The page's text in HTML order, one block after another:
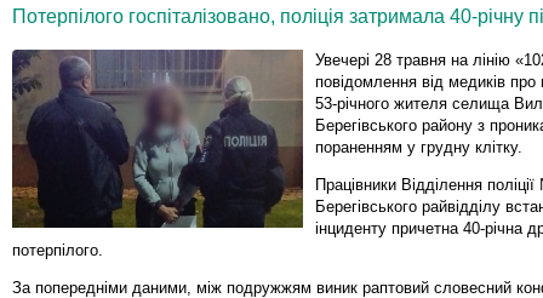
Потерпілого госпіталізовано, поліція затримала 40-річну
Увечері 28 травня на лінію
повідомлення від медиків про
53-річного жителя селища
Берегівського району з
пораненням у грудну клітку.
Працівники Відділення
Берегівського райвідділу
інциденту причетна 40-річна
потерпілого.
За попередніми даними, між подружжям виник раптовий словесний